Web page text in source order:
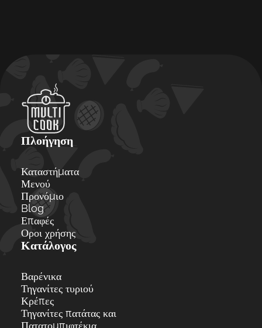
Πλοήγηση
Καταστήματα
Μενού
Προνόμιο
Blog
Επαφές
Οροι χρήσης
Κατάλογος
Βαρένικα
Τηγανίτες τυριού
Κρέπες
Τηγανίτες πατάτας και
Πατατομπιφτέκια